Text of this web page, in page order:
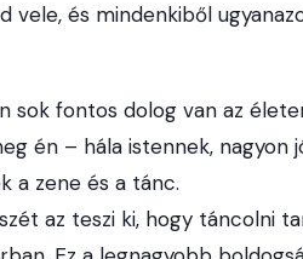
vele, és mindenkiből
sok fontos dolog van az
én – hála istennek, nagyon
a zene és a tánc.
az teszi ki, hogy táncolni